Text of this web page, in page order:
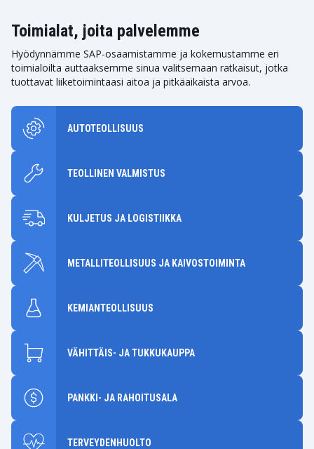
Toimialat, joita palvelemme
Hyödynnämme SAP-osaamistamme ja kokemustamme eri
toimialoilta auttaaksemme sinua valitsemaan ratkaisut, jotka
tuottavat liiketoimintaasi aitoa ja pitkäaikaista arvoa.
AUTOTEOLLISUUS
TEOLLINEN VALMISTUS
KULJETUS JA LOGISTIIKKA
METALLITEOLLISUUS JA KAIVOSTOIMINTA
KEMIANTEOLLISUUS
VÄHITTÄIS- JA TUKKUKAUPPA
PANKKI- JA RAHOITUSALA
TERVEYDENHUOLTO